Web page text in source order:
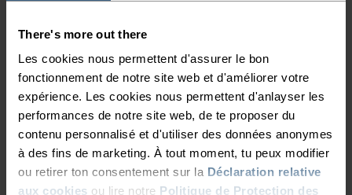
There's more out there
Les cookies nous permettent d'assurer le bon
fonctionnement de notre site web et d'améliorer votre
expérience. Les cookies nous permettent d'anlayser les
performances de notre site web, de te proposer du
contenu personnalisé et d'utiliser des données anonymes
à des fins de marketing. À tout moment, tu peux modifier
ou retirer ton consentement sur la Déclaration relative
aux cookies ou lire notre Politique de Protection des